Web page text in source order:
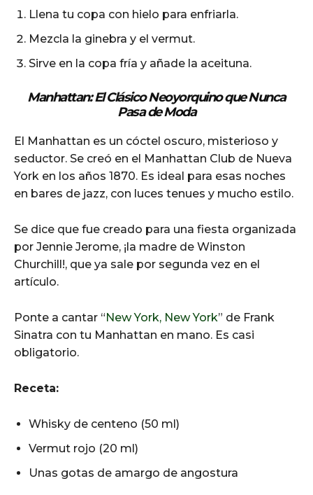
Llena tu copa con hielo para enfriarla.
Mezcla la ginebra y el vermut.
Sirve en la copa fría y añade la aceituna.
Manhattan: El Clásico Neoyorquino que Nunca
Pasa de Moda
El Manhattan es un cóctel oscuro, misterioso y
seductor. Se creó en el Manhattan Club de Nueva
York en los años 1870. Es ideal para esas noches
en bares de jazz, con luces tenues y mucho estilo.
Se dice que fue creado para una fiesta organizada
por Jennie Jerome, ¡la madre de Winston
Churchill!, que ya sale por segunda vez en el
artículo.
Ponte a cantar “New York, New York” de Frank
Sinatra con tu Manhattan en mano. Es casi
obligatorio.
Receta:
Whisky de centeno (50 ml)
Vermut rojo (20 ml)
Unas gotas de amargo de angostura